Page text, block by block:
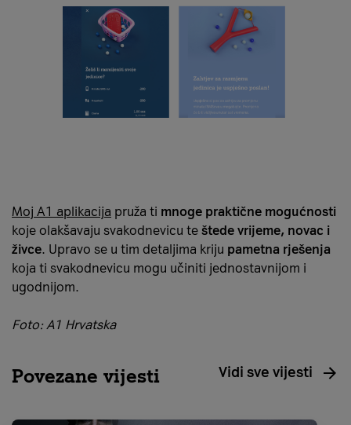
Moj A1 aplikacija pruža ti mnoge praktične mogućnosti
koje olakšavaju svakodnevicu te štede vrijeme, novac i
živce. Upravo se u tim detaljima kriju pametna rješenja
koja ti svakodnevicu mogu učiniti jednostavnijom i
ugodnijom.
Foto: A1 Hrvatska
Povezane vijesti Vidi sve vijesti